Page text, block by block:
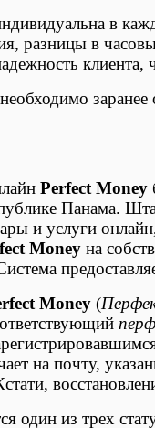
в
разницы в
Perfect Money
Панама.
и услуги
Money на
Money (
на почту,
один из трех